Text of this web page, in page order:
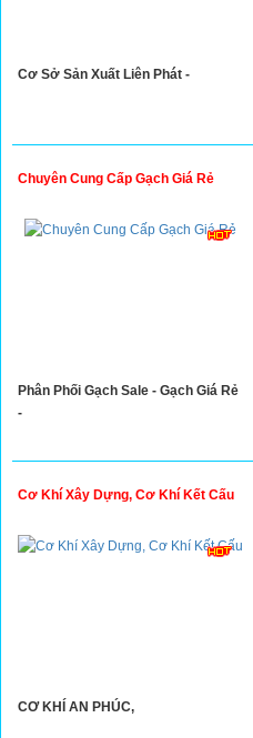
Cơ Sở Sản Xuất Liên Phát -
Chuyên Cung Cấp Gạch Giá Rẻ
Phân Phối Gạch Sale - Gạch Giá Rẻ
-
Cơ Khí Xây Dựng, Cơ Khí Kết Cấu
CƠ KHÍ AN PHÚC,